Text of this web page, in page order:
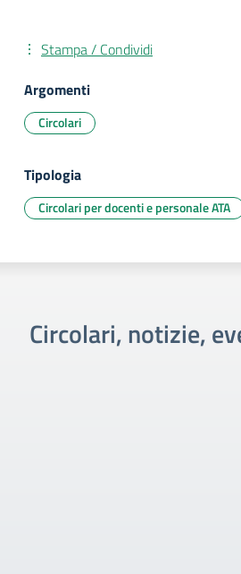
Stampa / Condividi
Argomenti
Circolari
Tipologia
Circolari per docenti e personale ATA
Circolari, notizie,